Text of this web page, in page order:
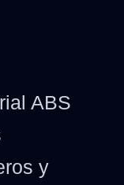
ABS
y